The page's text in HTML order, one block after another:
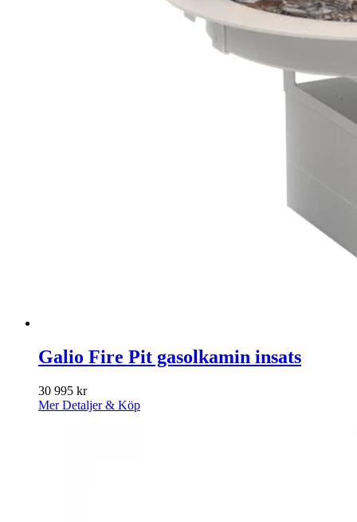
Galio Fire Pit gasolkamin insats
30 995 kr
Mer Detaljer & Köp